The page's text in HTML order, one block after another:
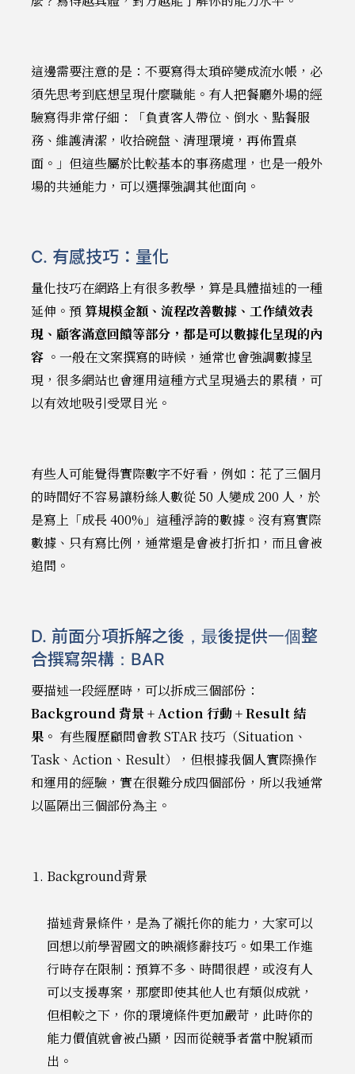
這邊需要注意的是：不要寫得太瑣碎變成流水帳，必
須先思考到底想呈現什麼職能。有人把餐廳外場的經
驗寫得非常仔細：「負責客人帶位、倒水、點餐服
務、維護清潔，收拾碗盤、清理環境，再佈置桌
面。」但這些屬於比較基本的事務處理，也是一般外
場的共通能力，可以選擇強調其他面向。
C. 有感技巧：量化
量化技巧在網路上有很多教學，算是具體描述的一種
延伸。預算規模金額、流程改善數據、工作績效表
現、顧客滿意回饋等部分，都是可以數據化呈現的內
容。一般在文案撰寫的時候，通常也會強調數據呈
現，很多網站也會運用這種方式呈現過去的累積，可
以有效地吸引受眾目光。
有些人可能覺得實際數字不好看，例如：花了三個月
的時間好不容易讓粉絲人數從 50 人變成 200 人，於
是寫上「成長 400%」這種浮誇的數據。沒有寫實際
數據、只有寫比例，通常還是會被打折扣，而且會被
追問。
D. 前面分項拆解之後，最後提供一個整
合撰寫架構：BAR
要描述一段經歷時，可以拆成三個部份：
Background 背景 + Action 行動 + Result 結
果。 有些履歷顧問會教 STAR 技巧（Situation、
Task、Action、Result），但根據我個人實際操作
和運用的經驗，實在很難分成四個部份，所以我通常
以區隔出三個部份為主。
Background背景
描述背景條件，是為了襯托你的能力，大家可以
回想以前學習國文的映襯修辭技巧。如果工作進
行時存在限制：預算不多、時間很趕，或沒有人
可以支援專案，那麼即使其他人也有類似成就，
但相較之下，你的環境條件更加嚴苛，此時你的
能力價值就會被凸顯，因而從競爭者當中脫穎而
出。